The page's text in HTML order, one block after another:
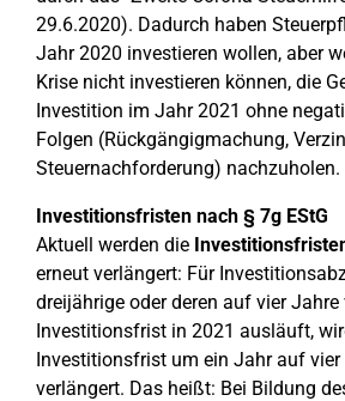
29.6.2020). Dadurch haben
Jahr 2020 investieren wollen, aber
Krise nicht investieren können, die
Investition im Jahr 2021 ohne
Folgen (Rückgängigmachung,
Steuernachforderung) nachzuholen.
Investitionsfristen nach § 7g EStG
Aktuell werden die
erneut verlängert: Für
dreijährige oder deren auf vier Jahre
Investitionsfrist in 2021 ausläuft,
Investitionsfrist um ein Jahr auf
verlängert. Das heißt: Bei Bildung